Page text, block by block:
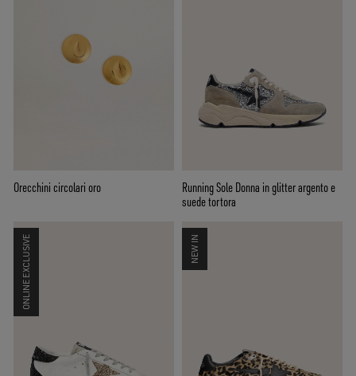
Orecchini circolari oro
Running Sole Donna in glitter argento e
suede tortora
ONLINE EXCLUSIVE NEW IN